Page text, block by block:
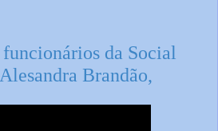
da Social
Brandão,